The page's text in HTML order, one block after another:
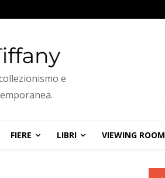
e
FIERE LIBRI VIEWING ROOM